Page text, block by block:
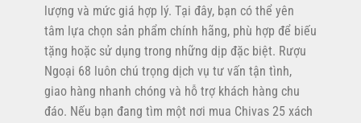
lượng và mức giá hợp lý. Tại đây, bạn có thể yên
tâm lựa chọn sản phẩm chính hãng, phù hợp để biếu
tặng hoặc sử dụng trong những dịp đặc biệt. Rượu
Ngoại 68 luôn chú trọng dịch vụ tư vấn tận tình,
giao hàng nhanh chóng và hỗ trợ khách hàng chu
đáo. Nếu bạn đang tìm một nơi mua Chivas 25 xách